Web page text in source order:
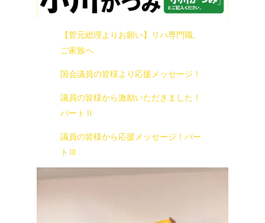
【菅元総理よりお願い】リハ専門職、
ご家族へ
国会議員の皆様より応援メッセージ！
議員の皆様から激励いただきました！
パートⅡ
議員の皆様から応援メッセージ！パー
トⅢ